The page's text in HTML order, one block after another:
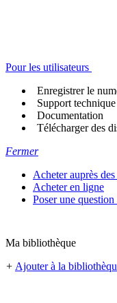
Pour les utilisateurs
Enregistrer le
Support technique
Documentation
Télécharger des
Fermer
Acheter auprès
Acheter en ligne
Poser une question
Ma bibliothèque
+ Ajouter à la